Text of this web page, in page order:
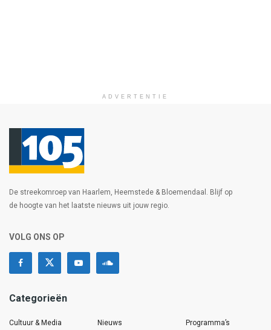
ADVERTENTIE
De streekomroep van Haarlem, Heemstede & Bloemendaal. Blijf op
de hoogte van het laatste nieuws uit jouw regio.
VOLG ONS OP
Categorieën
Cultuur & Media
Nieuws
Programma’s